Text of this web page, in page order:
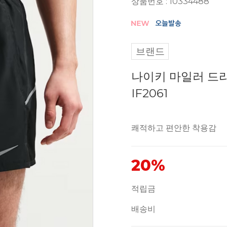
브랜드
나이키 마일러 드
IF2061
쾌적하고 편안한 착용감
20%
적립금
배송비